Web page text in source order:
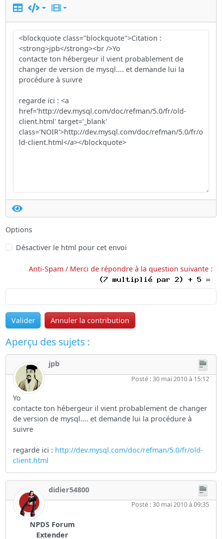
Options
Désactiver le html pour cet envoi
Anti-Spam / Merci de répondre à la question suivante :
Valider Annuler la contribution
Aperçu des sujets :
jpb
Posté : 30 mai 2010 à 15:12
Yo
contacte ton hébergeur il vient probablement de changer
de version de mysql.... et demande lui la procédure à
suivre
regarde ici : http://dev.mysql.com/doc/refman/5.0/fr/old-
client.html
didier54800
Posté : 30 mai 2010 à 09:35
NPDS Forum
Extender